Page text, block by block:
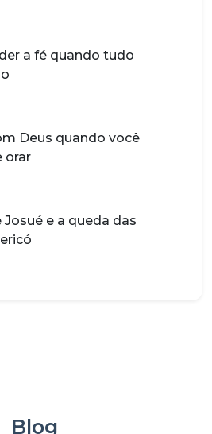
a fé quando tudo
Deus quando você
orar
e a queda das
Blog